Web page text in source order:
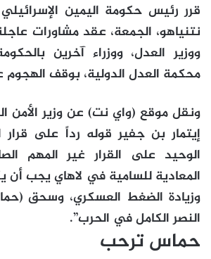
قرر رئيس حكومة اليمين
نتنياهو، الجمعة، عقد مشاورات
ووزير العدل، ووزراء آخرين
محكمة العدل الدولية، بوقف
ونقل موقع (واي نت) عن وزير الأمن
إيتمار بن جفير قوله رداً على قرار
الوحيد على القرار غير المهم
المعادية للسامية في لاهاي يجب أن
وزيادة الضغط العسكري، وسحق
النصر الكامل في الحرب”.
حماس ترحب